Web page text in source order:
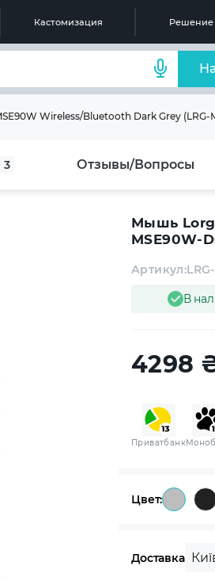
Кастомизация Решение
Wireless/Bluetooth Dark Grey (LRG-
3 Отзывы/Вопросы
Мышь
MSE90W-
В
Артикул:
4298
Приватбанк
Цвет:
Доставка